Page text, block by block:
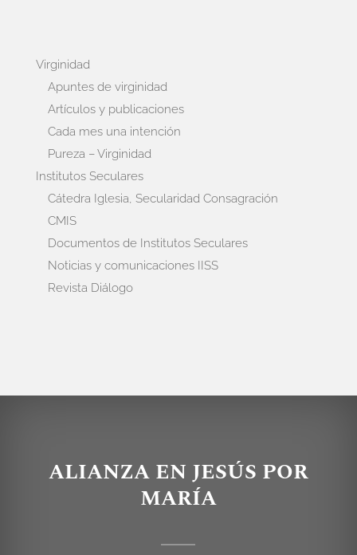
Virginidad
Apuntes de virginidad
Artículos y publicaciones
Cada mes una intención
Pureza – Virginidad
Institutos Seculares
Cátedra Iglesia, Secularidad Consagración
CMIS
Documentos de Institutos Seculares
Noticias y comunicaciones IISS
Revista Diálogo
ALIANZA EN JESÚS POR
MARÍA